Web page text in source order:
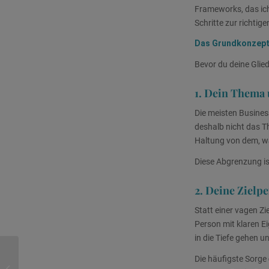
Frameworks, das
Schritte zur
Das
Bevor du deine
1. Dein
Die meisten
deshalb nicht das
Haltung von dem,
Diese Abgrenzung
2. Deine
Statt einer vagen
Person mit klaren
in die Tiefe gehen
Die häufigste